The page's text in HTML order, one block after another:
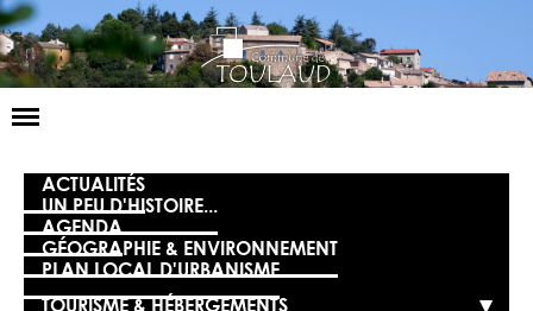
Basculer
LA MAIRIE
NOS SERVICES
LA VIE LOCALE
ACTUALITÉS
UN PEU D'HISTOIRE...
AGENDA
GÉOGRAPHIE & ENVIRONNEMENT
PLAN LOCAL D'URBANISME
TOURISME & HÉBERGEMENTS